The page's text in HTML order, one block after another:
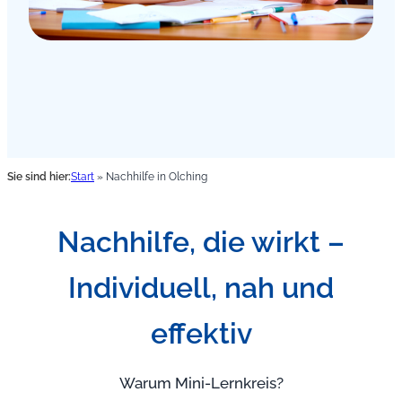
Sie sind hier:Start » Nachhilfe in Olching
Nachhilfe, die wirkt –
Individuell, nah und
effektiv
Warum Mini-Lernkreis?